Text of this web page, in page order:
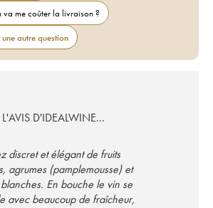
va me coûter la livraison ?
une autre question
L'AVIS D'IDEALWINE...
discret et élégant de fruits
agrumes (pamplemousse) et
En bouche le vin se
avec beaucoup de fraîcheur,